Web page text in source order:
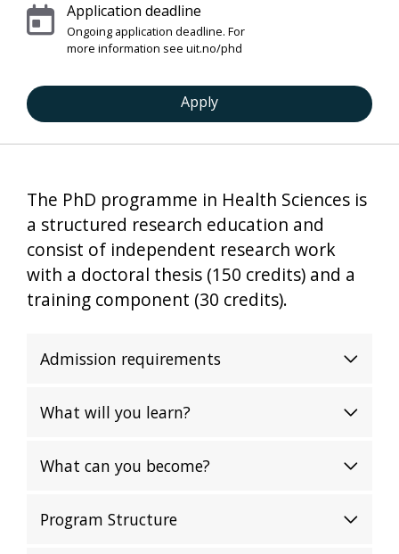
Application deadline
Ongoing application deadline. For
more information see uit.no/phd
Apply
The PhD programme in Health Sciences is
a structured research education and
consist of independent research work
with a doctoral thesis (150 credits) and a
training component (30 credits).
Admission requirements
What will you learn?
What can you become?
Program Structure